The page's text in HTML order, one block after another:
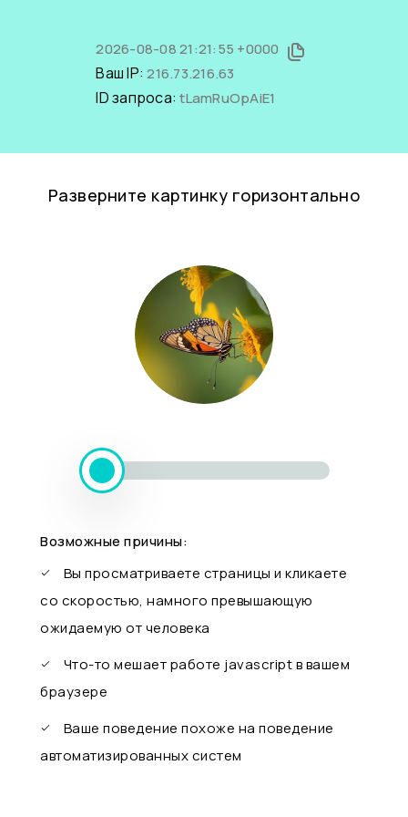
2026-08-08 21:21:55 +0000
Ваш IP:216.73.216.63
ID запроса:tLamRuOpAiE1
Разверните картинку горизонтально
Возможные причины:
Вы просматриваете страницы и кликаете
со скоростью, намного превышающую
ожидаемую от человека
Что-то мешает работе javascript в вашем
браузере
Ваше поведение похоже на поведение
автоматизированных систем